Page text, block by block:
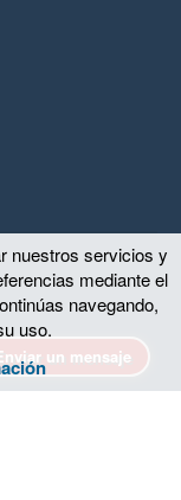
nuestros servicios y
mediante el
navegando,
uso.
un mensaje